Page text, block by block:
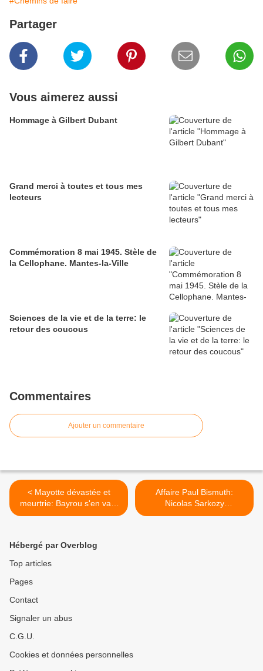
Partager
Vous aimerez aussi
Hommage à Gilbert Dubant
Grand merci à toutes et tous mes
lecteurs
Commémoration 8 mai 1945. Stèle de
la Cellophane. Mantes-la-Ville
Sciences de la vie et de la terre: le
retour des coucous
Commentaires
Ajouter un commentaire
< Mayotte dévastée et
meurtrie: Bayrou s'en va à
Pau en jet
Affaire Paul Bismuth:
Nicolas Sarkozy
définitivement condamné >
Hébergé par Overblog
Top articles
Pages
Contact
Signaler un abus
C.G.U.
Cookies et données personnelles